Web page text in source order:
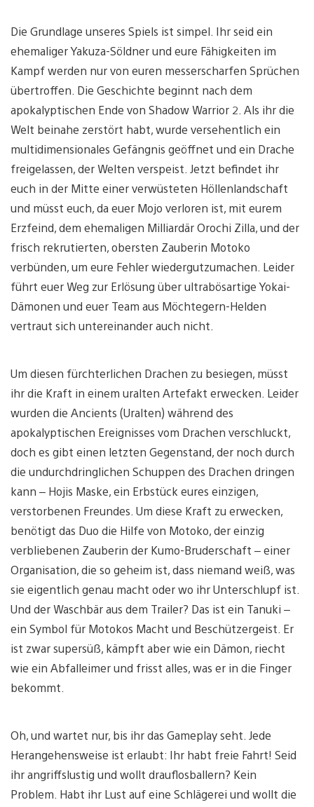
Die Grundlage unseres Spiels ist simpel. Ihr seid ein
ehemaliger Yakuza-Söldner und eure Fähigkeiten im
Kampf werden nur von euren messerscharfen Sprüchen
übertroffen. Die Geschichte beginnt nach dem
apokalyptischen Ende von Shadow Warrior 2. Als ihr die
Welt beinahe zerstört habt, wurde versehentlich ein
multidimensionales Gefängnis geöffnet und ein Drache
freigelassen, der Welten verspeist. Jetzt befindet ihr
euch in der Mitte einer verwüsteten Höllenlandschaft
und müsst euch, da euer Mojo verloren ist, mit eurem
Erzfeind, dem ehemaligen Milliardär Orochi Zilla, und der
frisch rekrutierten, obersten Zauberin Motoko
verbünden, um eure Fehler wiedergutzumachen. Leider
führt euer Weg zur Erlösung über ultrabösartige Yokai-
Dämonen und euer Team aus Möchtegern-Helden
vertraut sich untereinander auch nicht.
Um diesen fürchterlichen Drachen zu besiegen, müsst
ihr die Kraft in einem uralten Artefakt erwecken. Leider
wurden die Ancients (Uralten) während des
apokalyptischen Ereignisses vom Drachen verschluckt,
doch es gibt einen letzten Gegenstand, der noch durch
die undurchdringlichen Schuppen des Drachen dringen
kann – Hojis Maske, ein Erbstück eures einzigen,
verstorbenen Freundes. Um diese Kraft zu erwecken,
benötigt das Duo die Hilfe von Motoko, der einzig
verbliebenen Zauberin der Kumo-Bruderschaft – einer
Organisation, die so geheim ist, dass niemand weiß, was
sie eigentlich genau macht oder wo ihr Unterschlupf ist.
Und der Waschbär aus dem Trailer? Das ist ein Tanuki –
ein Symbol für Motokos Macht und Beschützergeist. Er
ist zwar supersüß, kämpft aber wie ein Dämon, riecht
wie ein Abfalleimer und frisst alles, was er in die Finger
bekommt.
Oh, und wartet nur, bis ihr das Gameplay seht. Jede
Herangehensweise ist erlaubt: Ihr habt freie Fahrt! Seid
ihr angriffslustig und wollt drauflosballern? Kein
Problem. Habt ihr Lust auf eine Schlägerei und wollt die